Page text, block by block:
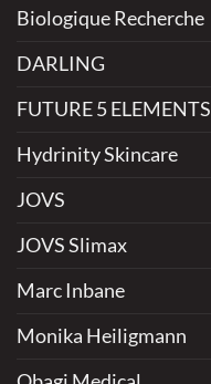
Biologique Recherche
DARLING
FUTURE 5 ELEMENTS
Hydrinity Skincare
JOVS
JOVS Slimax
Marc Inbane
Monika Heiligmann